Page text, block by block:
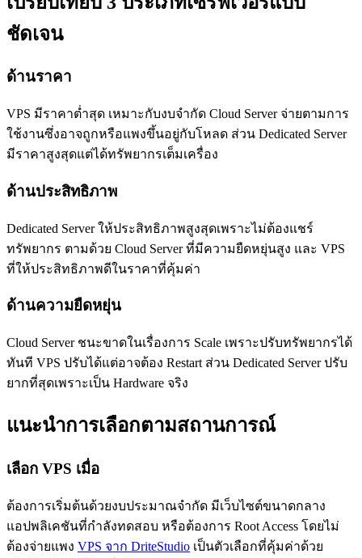
ชัดเจน
ด้านราคา
VPS มีราคาต่ำสุด เหมาะกับงบจำกัด Cloud Server จ่ายตามการ
ใช้งานซึ่งอาจถูกหรือแพงขึ้นอยู่กับโหลด ส่วน Dedicated Server
มีราคาสูงสุดแต่ได้ทรัพยากรเต็มเครื่อง
ด้านประสิทธิภาพ
Dedicated Server ให้ประสิทธิภาพสูงสุดเพราะไม่ต้องแชร์
ทรัพยากร ตามด้วย Cloud Server ที่มีความยืดหยุ่นสูง และ VPS
ที่ให้ประสิทธิภาพดีในราคาที่คุ้มค่า
ด้านความยืดหยุ่น
Cloud Server ชนะขาดในเรื่องการ Scale เพราะปรับทรัพยากรได้
ทันที VPS ปรับได้แต่อาจต้อง Restart ส่วน Dedicated Server ปรับ
ยากที่สุดเพราะเป็น Hardware จริง
แนะนำการเลือกตามสถานการณ์
เลือก VPS เมื่อ
ต้องการเริ่มต้นด้วยงบประมาณจำกัด มีเว็บไซต์ขนาดกลาง
แอปพลิเคชันที่กำลังทดสอบ หรือต้องการ Root Access โดยไม่
ต้องจ่ายแพง VPS จาก DriteStudio เป็นตัวเลือกที่คุ้มค่าด้วย